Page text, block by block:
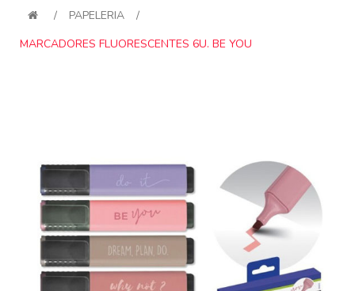
/ PAPELERIA
/
MARCADORES FLUORESCENTES 6U. BE YOU